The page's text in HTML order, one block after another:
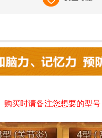
购买时请备注您想要的型